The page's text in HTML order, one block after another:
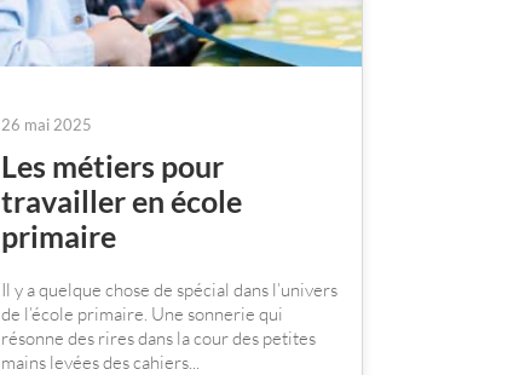
26 mai 2025
Les métiers pour
travailler en école
primaire
Il y a quelque chose de spécial dans l’univers
de l’école primaire. Une sonnerie qui
résonne des rires dans la cour des petites
mains levées des cahiers...